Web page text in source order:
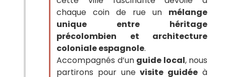
chaque coin de rue un mélange
unique entre héritage
précolombien et architecture
coloniale espagnole.
Accompagnés d’un guide local, nous
partirons pour unevisite guidée à